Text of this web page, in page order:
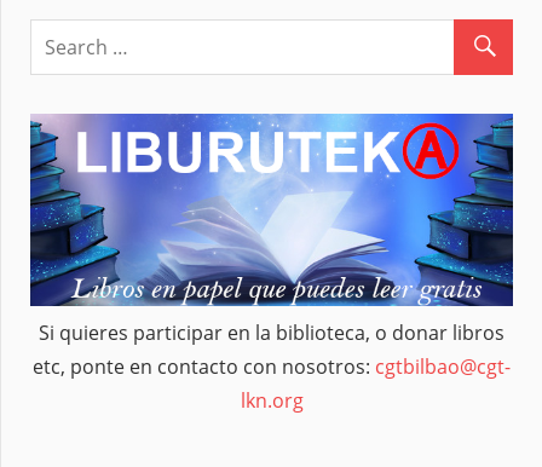
Si quieres participar en la biblioteca, o donar libros
etc, ponte en contacto con nosotros: cgtbilbao@cgt-
lkn.org